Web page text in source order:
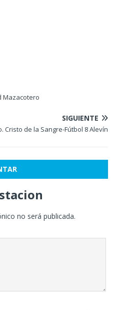
Mazacotero
SIGUIENTE
Cristo de la Sangre-Fútbol 8 Alevín
no será publicada.